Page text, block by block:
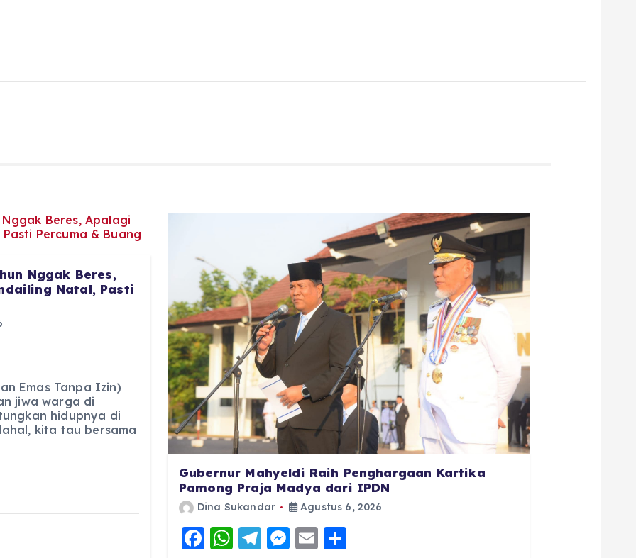
Nggak Beres,
Natal, Pasti
Emas Tanpa Izin)
jiwa warga di
hidupnya di
kita tau bersama
Gubernur Mahyeldi Raih Penghargaan Kartika
Pamong Praja Madya dari IPDN
Dina Sukandar Agustus 6, 2026
F
W T
M E